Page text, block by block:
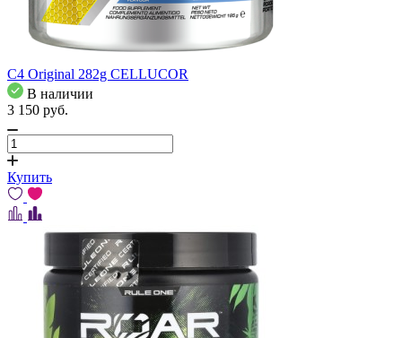
C4 Original 282g CELLUCOR
В наличии
3 150 pуб.
Купить